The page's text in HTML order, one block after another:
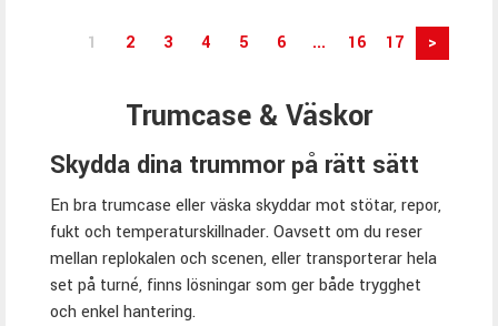
1 2 3 4 5 6 ... 16 17 >
Trumcase & Väskor
Skydda dina trummor på rätt sätt
En bra trumcase eller väska skyddar mot stötar, repor,
fukt och temperaturskillnader. Oavsett om du reser
mellan replokalen och scenen, eller transporterar hela
set på turné, finns lösningar som ger både trygghet
och enkel hantering.